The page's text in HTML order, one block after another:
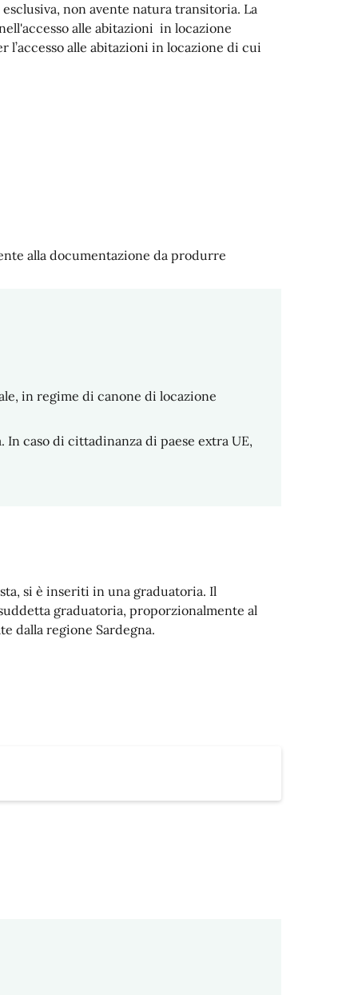
non avente natura transitoria. La
alle abitazioni in locazione
l’accesso alle abitazioni in locazione di cui
alla documentazione da produrre
in regime di canone di locazione
caso di cittadinanza di paese extra UE,
si è inseriti in una graduatoria. Il
graduatoria, proporzionalmente al
dalla regione Sardegna.